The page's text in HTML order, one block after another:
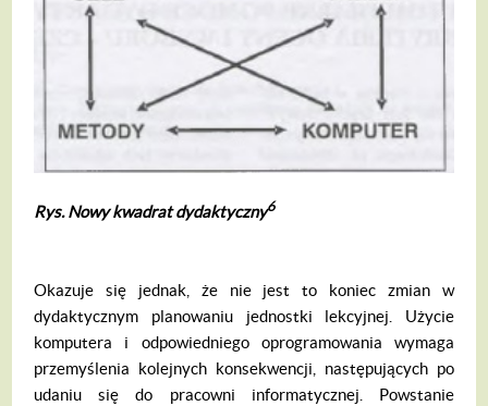
Rys. Nowy kwadrat dydaktyczny6
Okazuje się jednak, że nie jest to koniec zmian w
dydaktycznym planowaniu jednost­ki lekcyjnej. Użycie
komputera i odpowied­niego oprogramowania wymaga
przemyślenia kolejnych konsekwencji, następujących po
udaniu się do pracowni informatycznej. Powstanie